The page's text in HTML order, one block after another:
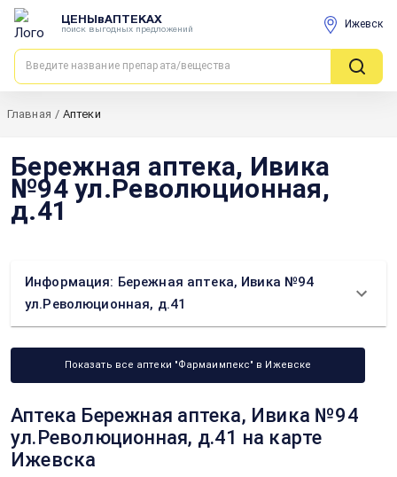
ЦЕНЫвАПТЕКАХ
поиск выгодных предложений Ижевск
Главная / Аптеки
Бережная аптека, Ивика
№94 ул.Революционная,
д.41
Информация: Бережная аптека, Ивика №94
ул.Революционная, д.41
Показать все аптеки "Фармаимпекс" в Ижевске
Аптека Бережная аптека, Ивика №94
ул.Революционная, д.41 на карте
Ижевска